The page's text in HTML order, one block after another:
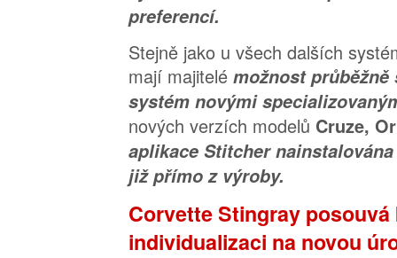
preferencí.
Stejně jako u všech dalších
mají majitelé možnost
systém novými
nových verzích modelů Cruze,
aplikace Stitcher
již přímo z výroby.
Corvette Stingray
individualizaci na novou